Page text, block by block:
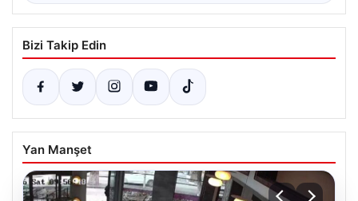
Bizi Takip Edin
Yan Manşet